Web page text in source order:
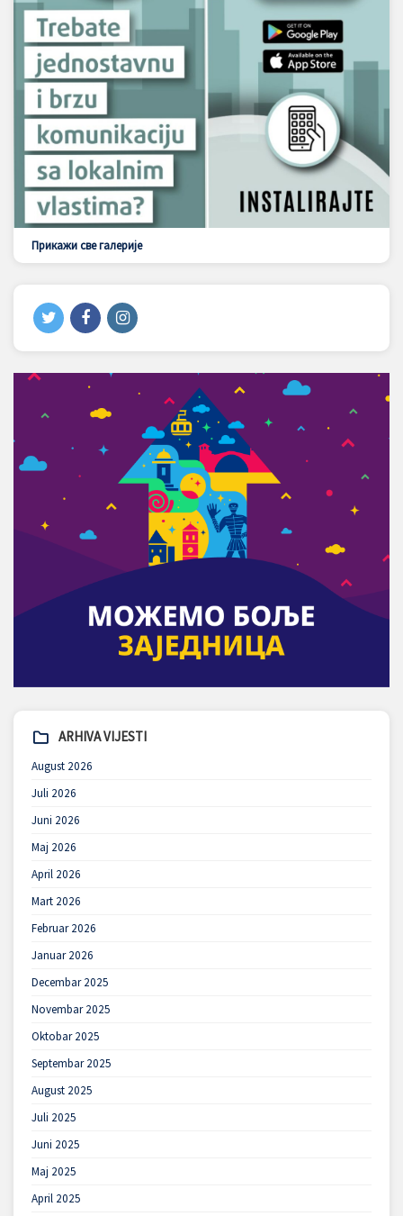
Прикажи све галерије
ARHIVA VIJESTI
August 2026
Juli 2026
Juni 2026
Maj 2026
April 2026
Mart 2026
Februar 2026
Januar 2026
Decembar 2025
Novembar 2025
Oktobar 2025
Septembar 2025
August 2025
Juli 2025
Juni 2025
Maj 2025
April 2025